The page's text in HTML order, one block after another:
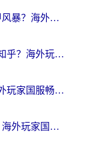
在美国用什么加速器玩装甲风暴？海外玩家亲测有效的国服游戏加速指南
欧洲可以打暗黑破坏神3吗知乎？海外玩家国服游戏加速终极指南
在国外可以玩剑灵2吗？海外玩家国服畅玩终极指南（附永恒之塔明日方舟加速方案）
欧洲可以玩跑跑卡丁车吗？海外玩家国服游戏畅玩终极指南（附QQ炫舞剑网3解决方案）